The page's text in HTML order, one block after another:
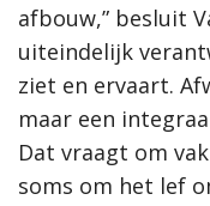
afbouw,” besluit
uiteindelijk
ziet en ervaart.
maar een
Dat vraagt om
soms om het lef